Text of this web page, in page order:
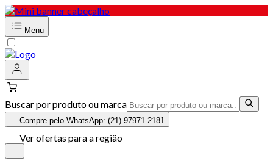
Menu
Buscar por produto ou marca
Compre pelo WhatsApp: (21) 97971-2181
Ver ofertas para a região